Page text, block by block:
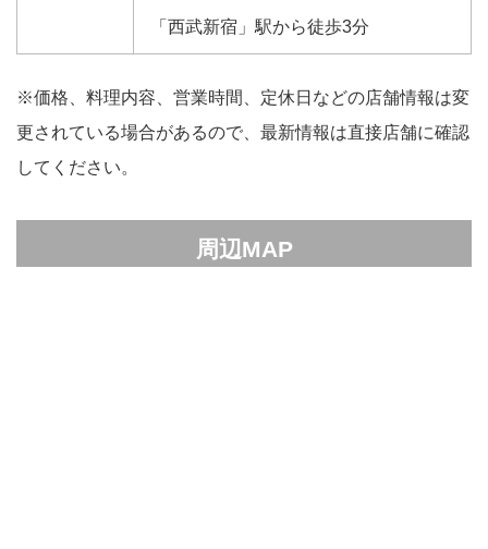
「西武新宿」駅から徒歩3分
※価格、料理内容、営業時間、定休日などの店舗情報は変
更されている場合があるので、最新情報は直接店舗に確認
してください。
周辺MAP